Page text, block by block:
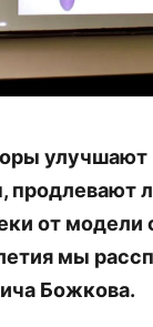
улучшают
продлевают
от модели
мы
Божкова.